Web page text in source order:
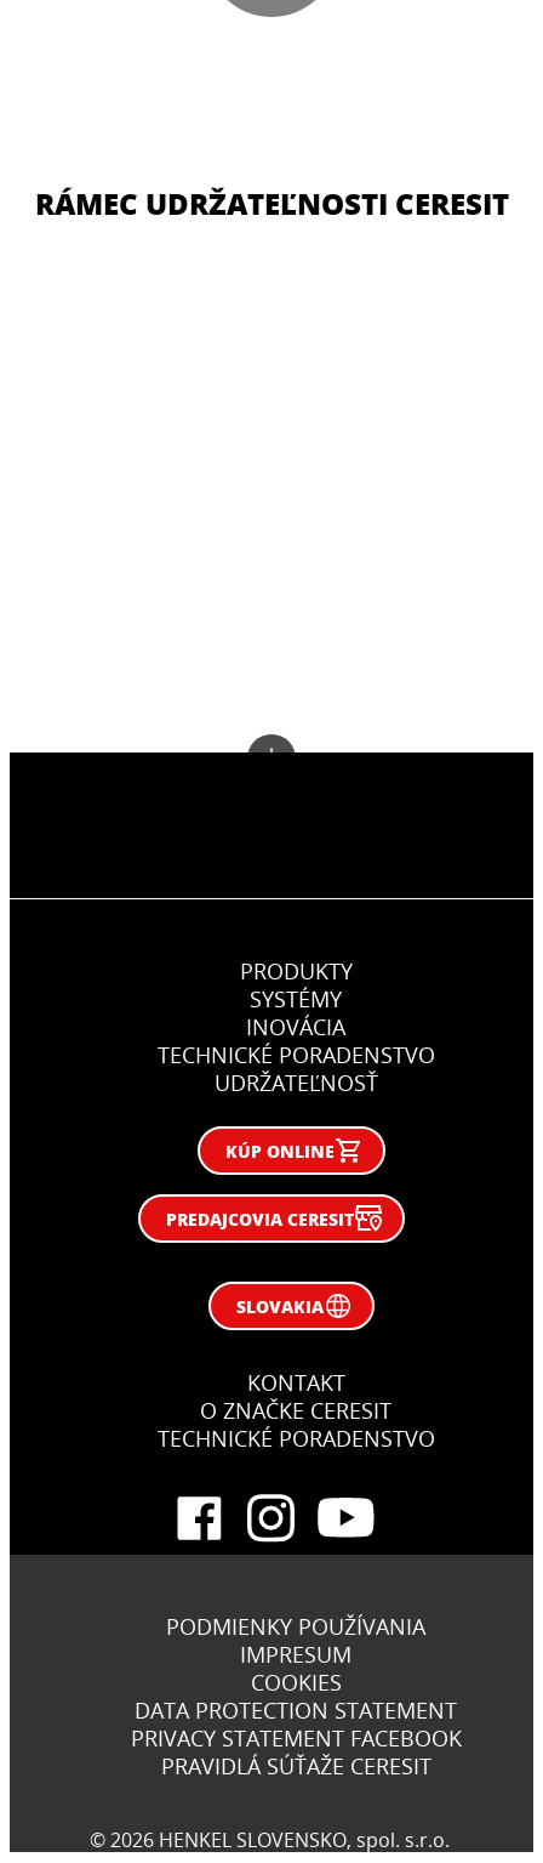
RÁMEC UDRŽATEĽNOSTI CERESIT
PRODUKTY
SYSTÉMY
INOVÁCIA
TECHNICKÉ PORADENSTVO
UDRŽATEĽNOSŤ
KÚP ONLINE
PREDAJCOVIA CERESIT
SLOVAKIA
KONTAKT
O ZNAČKE CERESIT
TECHNICKÉ PORADENSTVO
PODMIENKY POUŽÍVANIA
IMPRESUM
COOKIES
DATA PROTECTION STATEMENT
PRIVACY STATEMENT FACEBOOK
PRAVIDLÁ SÚŤAŽE CERESIT
© 2026 HENKEL SLOVENSKO, spol. s.r.o.